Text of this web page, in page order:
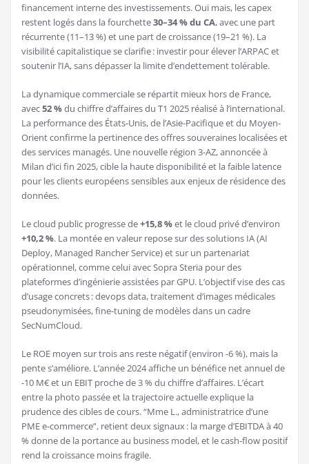
financement interne des investissements. Oui mais, les capex
restent logés dans la fourchette30–34 % du CA, avec une part
récurrente (11–13 %) et une part de croissance (19–21 %). La
visibilité capitalistique se clarifie : investir pour élever l’ARPAC et
soutenir l’IA, sans dépasser la limite d’endettement tolérable.
La dynamique commerciale se répartit mieux hors de France,
avec52 %du chiffre d’affaires du T1 2025 réalisé à l’international.
La performance des États-Unis, de l’Asie-Pacifique et du Moyen-
Orient confirme la pertinence des offres souveraines localisées et
des services managés. Une nouvelle région 3-AZ, annoncée à
Milan d’ici fin 2025, cible la haute disponibilité et la faible latence
pour les clients européens sensibles aux enjeux de résidence des
données.
Le cloud public progresse de+15,8 %et le cloud privé d’environ
+10,2 %. La montée en valeur repose sur des solutions IA (AI
Deploy, Managed Rancher Service) et sur un partenariat
opérationnel, comme celui avec Sopra Steria pour des
plateformes d’ingénierie assistées par GPU. L’objectif vise des cas
d’usage concrets : devops data, traitement d’images médicales
pseudonymisées, fine-tuning de modèles dans un cadre
SecNumCloud.
Le ROE moyen sur trois ans reste négatif (environ -6 %), mais la
pente s’améliore. L’année 2024 affiche un bénéfice net annuel de
-10 M€ et un EBIT proche de 3 % du chiffre d’affaires. L’écart
entre la photo passée et la trajectoire actuelle explique la
prudence des cibles de cours. “Mme L., administratrice d’une
PME e-commerce”, retient deux signaux : la marge d’EBITDA à 40
% donne de la portance au business model, et le cash-flow positif
rend la croissance moins fragile.